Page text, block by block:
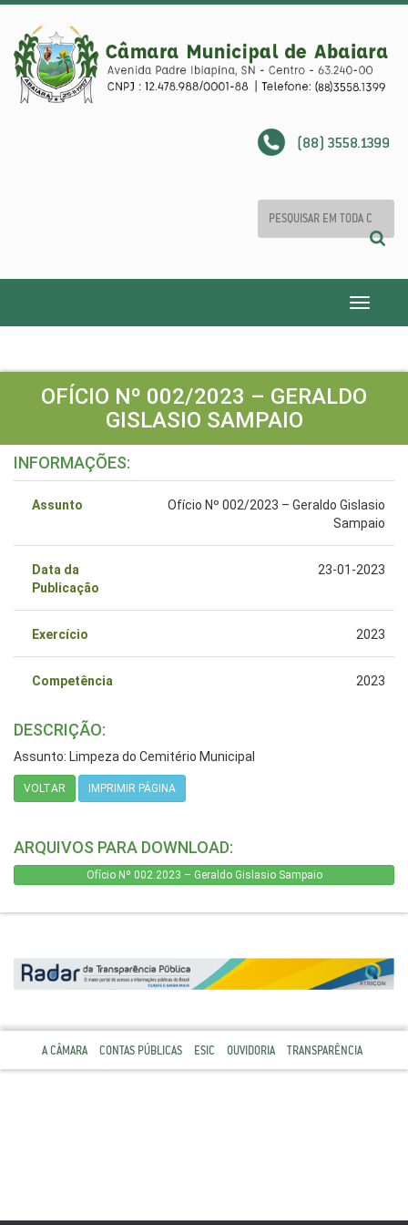
(88) 3558.1399
Toggle
OFÍCIO Nº 002/2023 – GERALDO
GISLASIO SAMPAIO
INFORMAÇÕES:
Assunto
Ofício Nº 002/2023 – Geraldo Gislasio
Sampaio
Data da
Publicação
23-01-2023
Exercício 2023
Competência 2023
DESCRIÇÃO:
Assunto: Limpeza do Cemitério Municipal
VOLTAR IMPRIMIR PÁGINA
ARQUIVOS PARA DOWNLOAD:
Ofício Nº 002.2023 – Geraldo Gislasio Sampaio
A CÂMARA CONTAS PÚBLICAS ESIC OUVIDORIA TRANSPARÊNCIA